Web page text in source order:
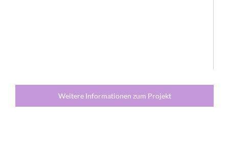
Weitere Informationen zum Projekt